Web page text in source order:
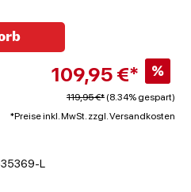
109,95 €* %
119,95 €* (8.34% gespart)
*Preise inkl. MwSt. zzgl. Versandkosten
L